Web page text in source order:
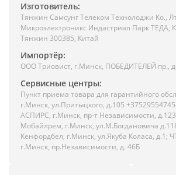
Изготовитель:
Тянжин Самсунг Телеком Технолоджи Ко.,
Микроэлектроникс Индастриал Парк ТЕДА,
Тянжин 300385, Китай
Импортёр:
ООО Триовист, г.Минск, ПОБЕДИТЕЛЕЙ пр.,
Сервисные центры:
Пункт приема товара для гарантийного
г.Минск, ул.Притыцкого, д.105
АСПИРС, г.Минск, пр-т Независимости,
Мобайлрем, г.Минск, ул.М.Богдановича
Кенфордбел, г.Минск, ул.Якуба Коласа, д.1;
г.Минск, пр.Независимости, д. 46Б